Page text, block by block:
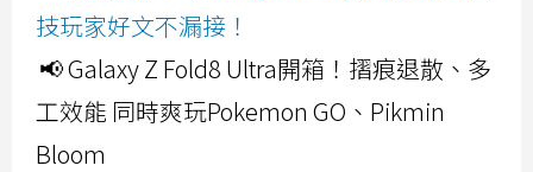
技玩家好文不漏接！
📢 Galaxy Z Fold8 Ultra開箱！摺痕退散、多
工效能 同時爽玩Pokemon GO、Pikmin
Bloom